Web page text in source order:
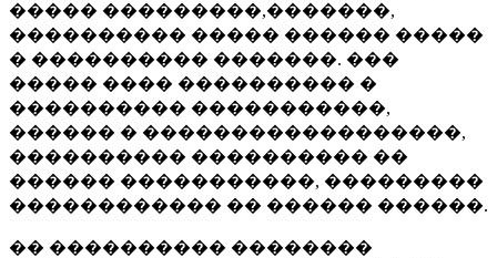
����� ���������,�������,
���������� ����� ������ �����
� ���������� �������. ���
����� ���� ���������� �
���������� �����������,
������ � ������������������,
���������� ���������� ��
������ �����������, ���������
������������ �� ������ ������.
�� ���������� ��������